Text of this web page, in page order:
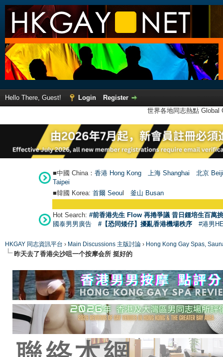
Hello There, Guest! Login
Register
世界各地同志熱點
■中國 China： 香港 Hong Kong 上海 Shanghai
北京
Taipei
■韓國 Korea: 首爾 Seoul 釜山 Busan
Hot Search: #前香港先生 Flow 再捲爭議 昔日鍾培生百萬
國泰男男廣告
#【恐同矮仔】擾亂香港機場秩序 #港男
HKGAY 同志資訊平台 › Main Discussions 主版討論 › Hong Kong Gay Spas,
昨天去了香港尖沙咀一个按摩会所 挺好的